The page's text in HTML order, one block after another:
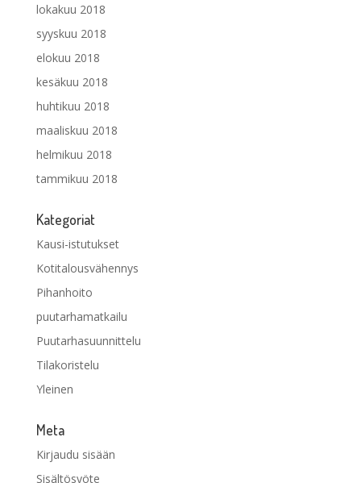
lokakuu 2018
syyskuu 2018
elokuu 2018
kesäkuu 2018
huhtikuu 2018
maaliskuu 2018
helmikuu 2018
tammikuu 2018
Kategoriat
Kausi-istutukset
Kotitalousvähennys
Pihanhoito
puutarhamatkailu
Puutarhasuunnittelu
Tilakoristelu
Yleinen
Meta
Kirjaudu sisään
Sisältösyöte